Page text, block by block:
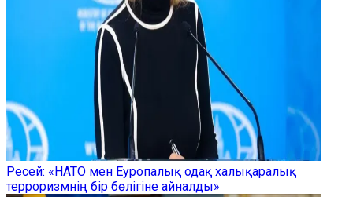
Ресей: «НАТО мен Еуропалық одақ халықаралық
терроризмнің бір бөлігіне айналды»